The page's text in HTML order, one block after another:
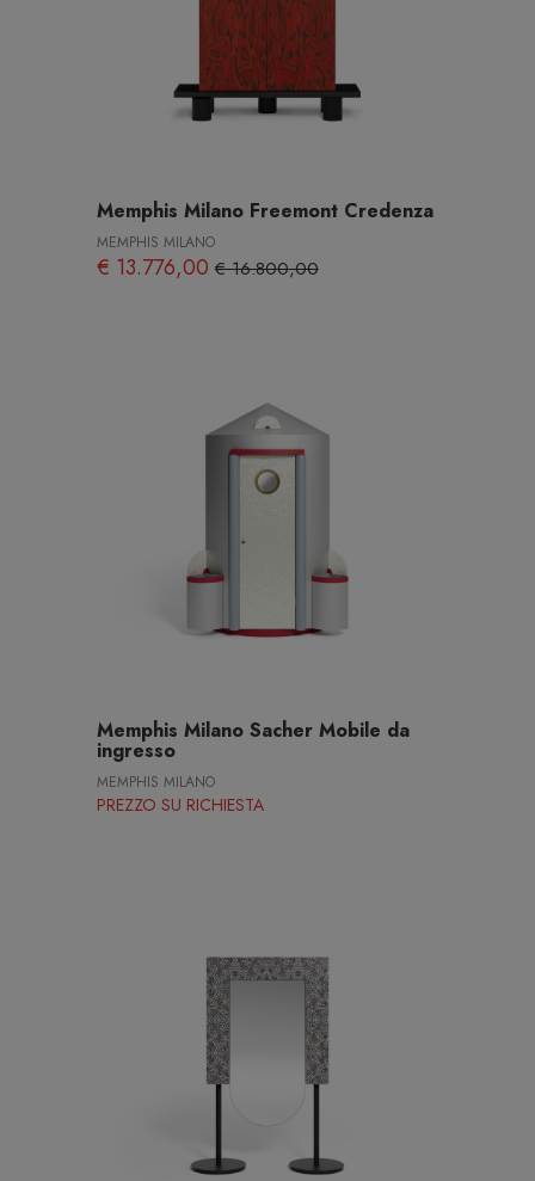
Memphis Milano Freemont Credenza
MEMPHIS MILANO
€ 13.776,00€ 16.800,00
Memphis Milano Sacher Mobile da
ingresso
MEMPHIS MILANO
PREZZO SU RICHIESTA